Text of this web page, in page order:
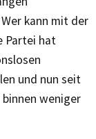
kann mit der
Partei hat
und nun seit
weniger